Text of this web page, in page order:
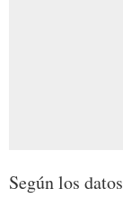
Según los